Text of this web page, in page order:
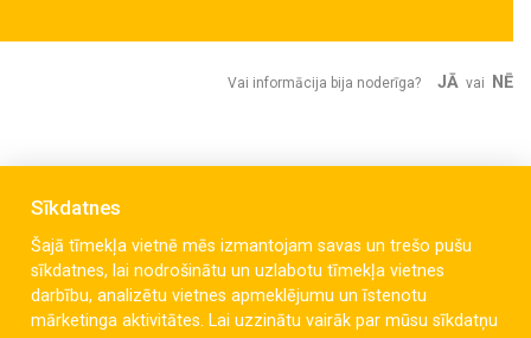
Vai informācija bija noderīga? JĀ vai NĒ
Sīkdatnes
Šajā tīmekļa vietnē mēs izmantojam savas un trešo pušu
sīkdatnes, lai nodrošinātu un uzlabotu tīmekļa vietnes
darbību, analizētu vietnes apmeklējumu un īstenotu
mārketinga aktivitātes. Lai uzzinātu vairāk par mūsu sīkdatņu